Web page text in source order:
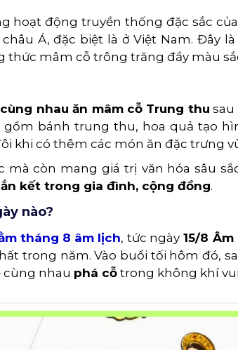
hoạt động truyền thống đặc sắc
Á, đặc biệt là ở Việt Nam. Đây
mâm cỗ trông trăng đầy màu
cùng nhau ăn mâm cỗ Trung thu sau
bánh trung thu, hoa quả tạo
khi có thêm các món ăn đặc trưng
còn mang giá trị văn hóa sâu
kết trong gia đình, cộng đồng.
nào?
tháng 8 âm lịch, tức ngày15/8
trong năm. Vào buổi tối hôm đó,
cùng nhau phá cỗ trong không khí vui